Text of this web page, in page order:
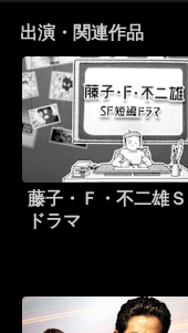
出演・関連作品
藤子・Ｆ・不二雄
ドラマ